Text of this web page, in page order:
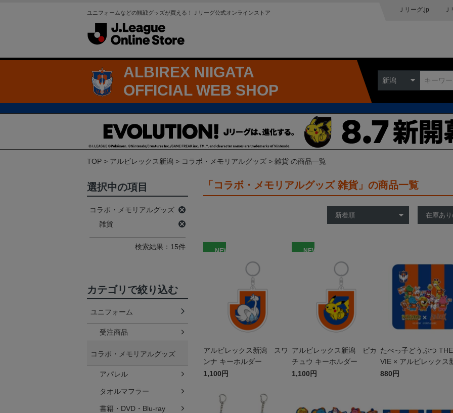
ユニフォームなどの観戦グッズが買える！Ｊリーグ公式オンラインストア Ｊリーグ.jp
ALBIREX NIIGATA
OFFICIAL WEB SHOP
新潟
TOP アルビレックス新潟 コラボ・メモリアルグッズ 雑貨 の商品一覧
「コラボ・メモリアルグッズ 雑貨」の商品一覧
NEW
アルビレックス新潟 スワ
ンナ キーホルダー
1,100円
NEW
アルビレックス新潟 ピカ
チュウ キーホルダー
1,100円
たべっ子どうぶつ
VIE × アルビレックス
潟 ハンドタオル
880円
選択中の項目
コラボ・メモリアルグッズ
雑貨
検索結果：15件
カテゴリで絞り込む
ユニフォーム
受注商品
コラボ・メモリアルグッズ
アパレル
タオルマフラー
書籍・DVD・Blu-ray